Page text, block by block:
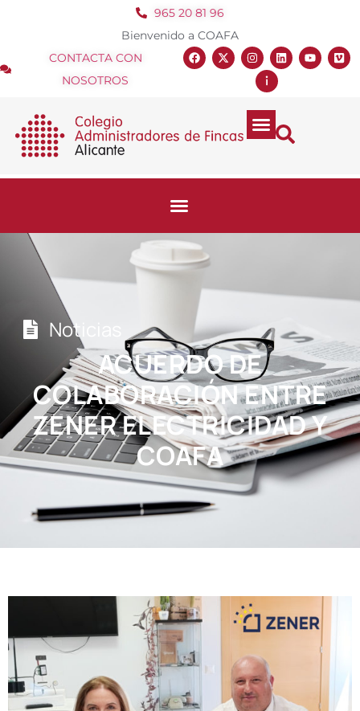
965 20 81 96
Bienvenido a COAFA
CONTACTA CON
NOSOTROS
Noticias
ACUERDO DE
COLABORACIÓN ENTRE
ZENER ELECTRICIDAD Y
COAFA